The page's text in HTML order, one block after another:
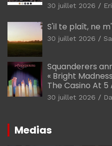
30 juillet 2026
S'il te plaît, ne
30 juillet 2026
Squanderers
« Bright
The Casino At 5
30 juillet 2026
Medias